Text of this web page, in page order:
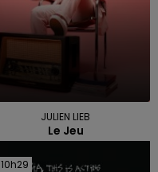
JULIEN LIEB
Le Jeu
10h29
10h29